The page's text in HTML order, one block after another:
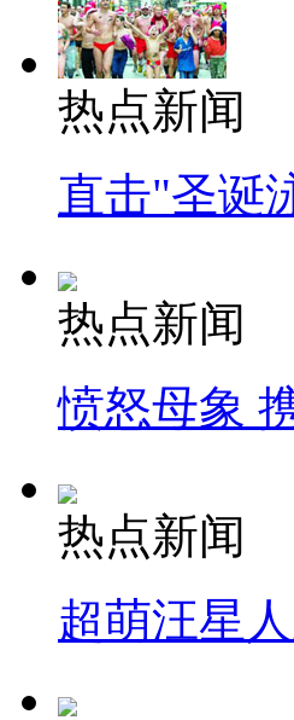
热点新闻
直击"圣诞
热点新闻
愤怒母象
热点新闻
超萌汪星